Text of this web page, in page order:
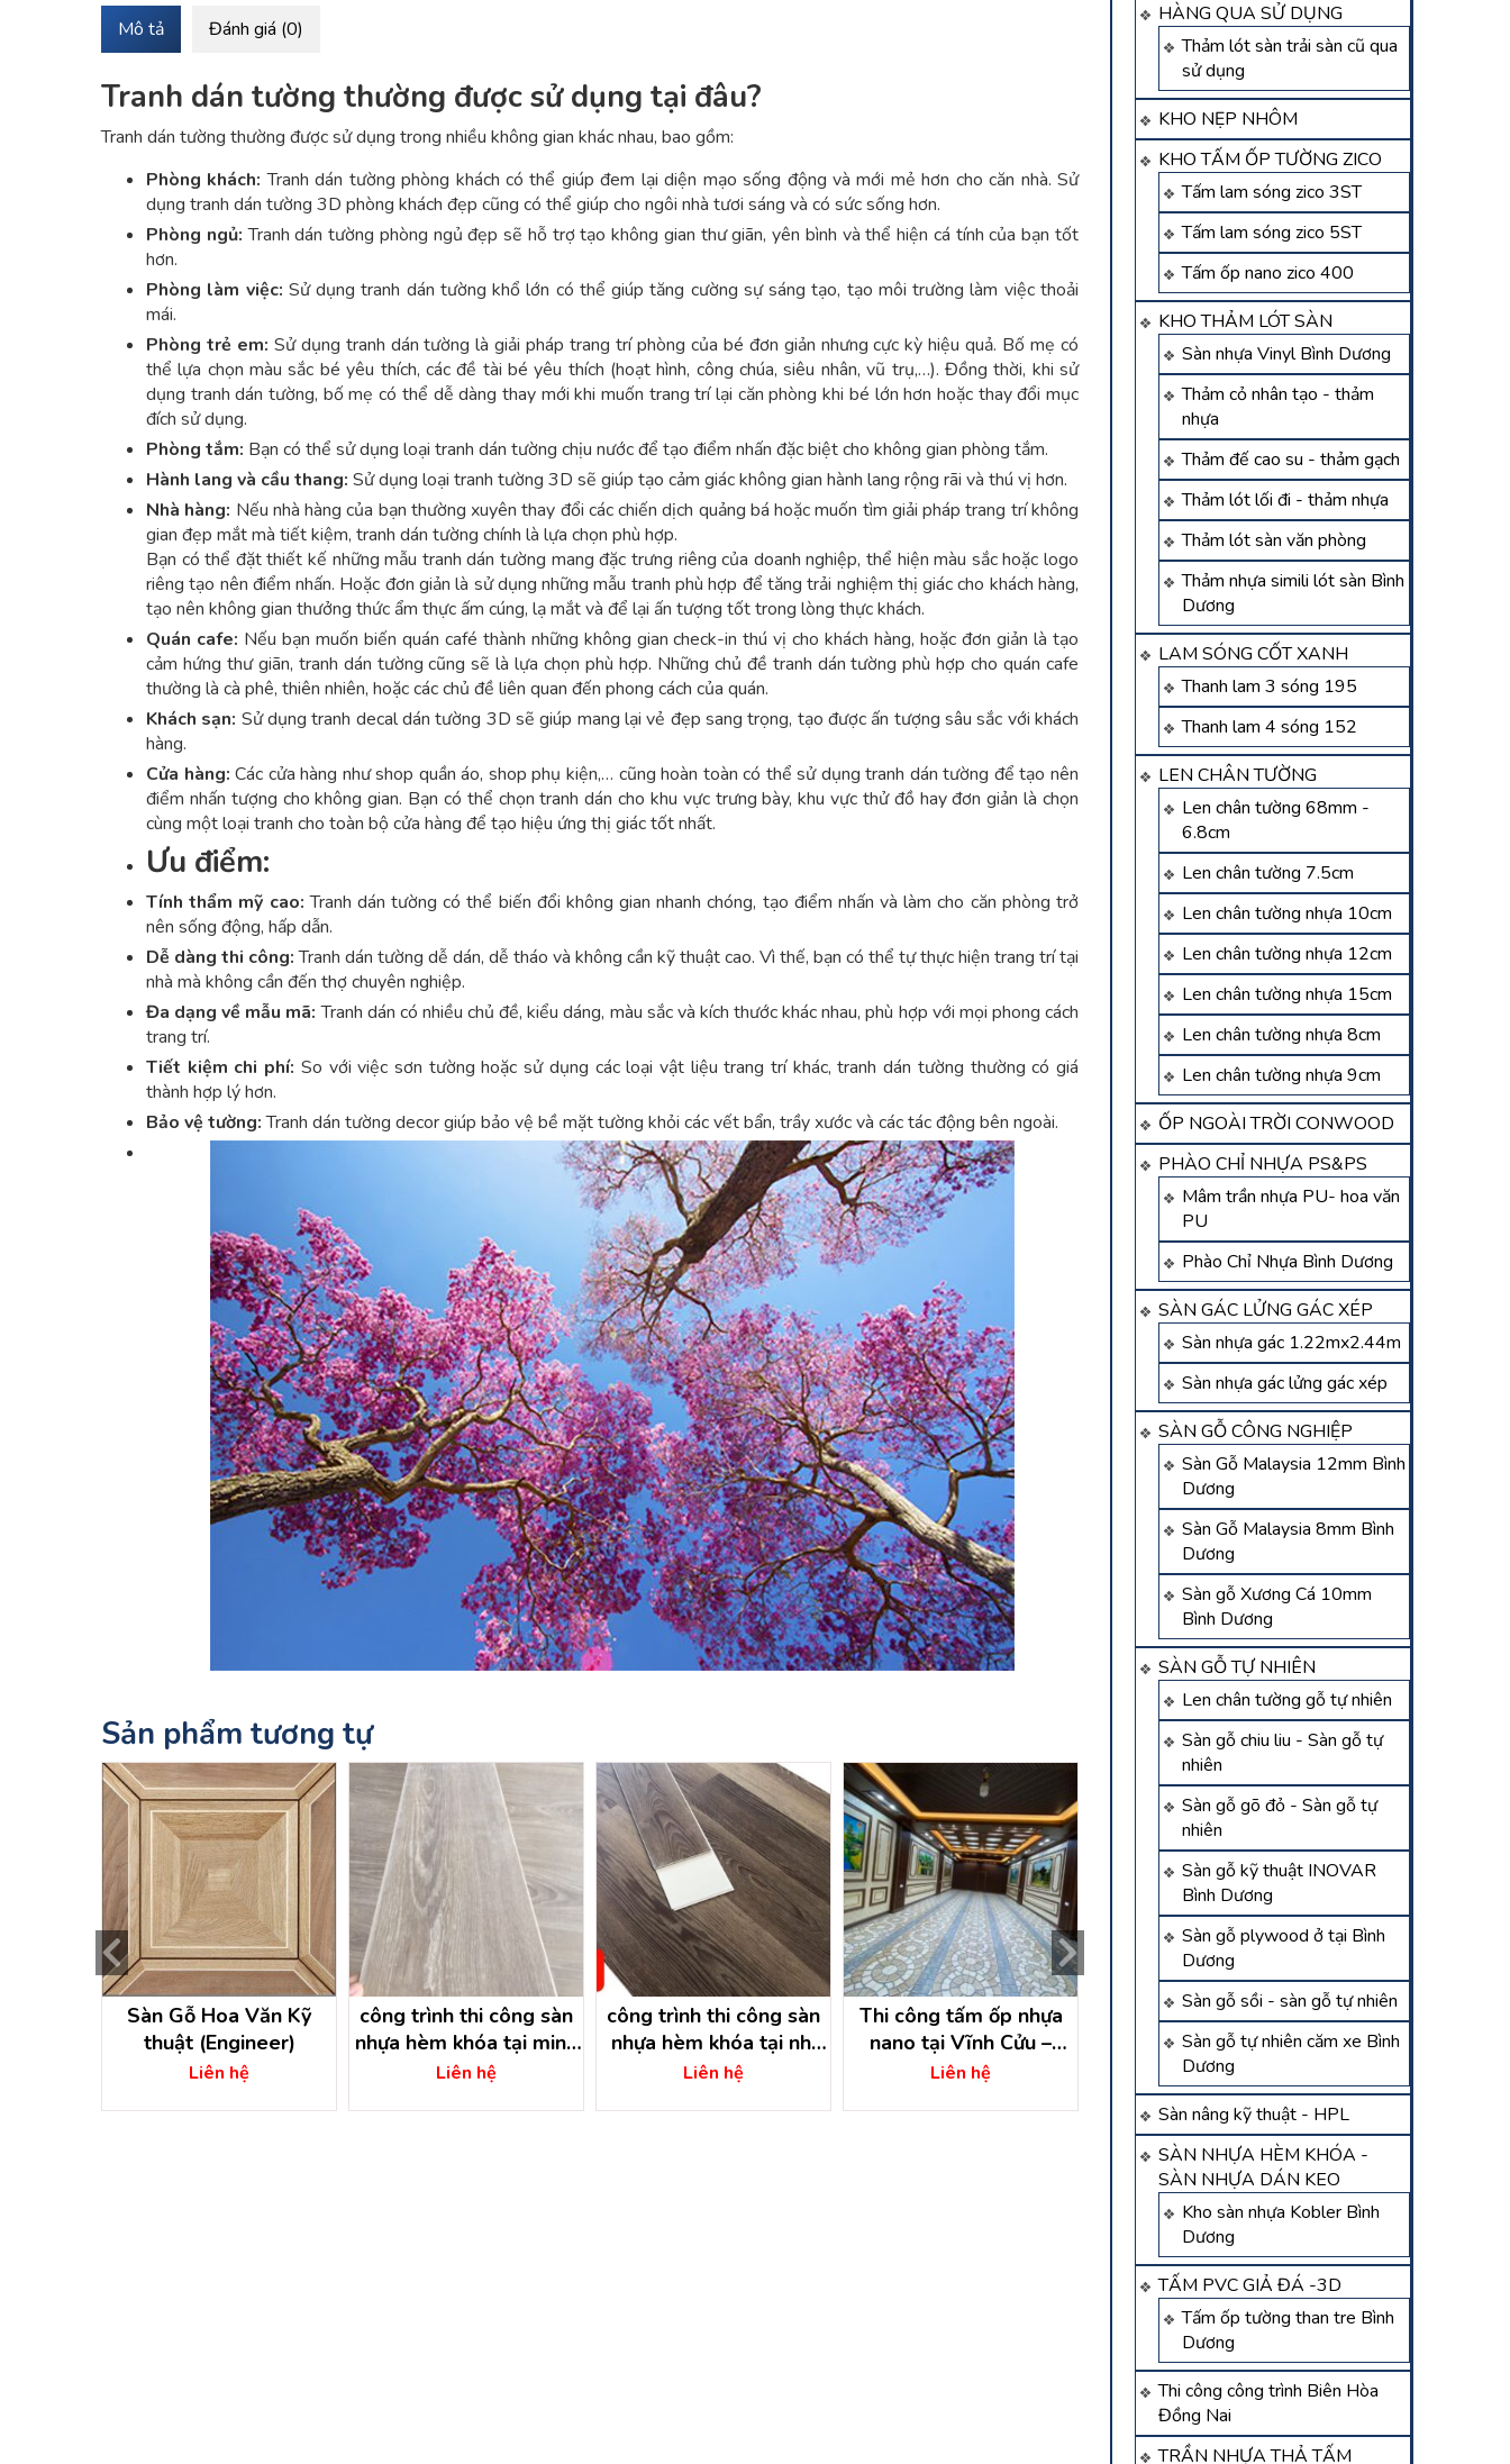
HÀNG QUA SỬ DỤNG
Thảm lót sàn trải sàn cũ qua
sử dụng
KHO NẸP NHÔM
KHO TẤM ỐP TƯỜNG ZICO
Tấm lam sóng zico 3ST
Tấm lam sóng zico 5ST
Tấm ốp nano zico 400
KHO THẢM LÓT SÀN
Sàn nhựa Vinyl Bình Dương
Thảm cỏ nhân tạo - thảm
nhựa
Thảm đế cao su - thảm gạch
Thảm lót lối đi - thảm nhựa
Thảm lót sàn văn phòng
Thảm nhựa simili lót sàn Bình
Dương
LAM SÓNG CỐT XANH
Thanh lam 3 sóng 195
Thanh lam 4 sóng 152
LEN CHÂN TƯỜNG
Len chân tường 68mm -
6.8cm
Len chân tường 7.5cm
Len chân tường nhựa 10cm
Len chân tường nhựa 12cm
Len chân tường nhựa 15cm
Len chân tường nhựa 8cm
Len chân tường nhựa 9cm
ỐP NGOÀI TRỜI CONWOOD
PHÀO CHỈ NHỰA PS&PS
Mâm trần nhựa PU- hoa văn
PU
Phào Chỉ Nhựa Bình Dương
SÀN GÁC LỬNG GÁC XÉP
Sàn nhựa gác 1.22mx2.44m
Sàn nhựa gác lửng gác xép
SÀN GỖ CÔNG NGHIỆP
Sàn Gỗ Malaysia 12mm Bình
Dương
Sàn Gỗ Malaysia 8mm Bình
Dương
Sàn gỗ Xương Cá 10mm
Bình Dương
SÀN GỖ TỰ NHIÊN
Len chân tường gỗ tự nhiên
Sàn gỗ chiu liu - Sàn gỗ tự
nhiên
Sàn gỗ gõ đỏ - Sàn gỗ tự
nhiên
Sàn gỗ kỹ thuật INOVAR
Bình Dương
Sàn gỗ plywood ở tại Bình
Dương
Sàn gỗ sồi - sàn gỗ tự nhiên
Sàn gỗ tự nhiên căm xe Bình
Dương
Sàn nâng kỹ thuật - HPL
SÀN NHỰA HÈM KHÓA -
SÀN NHỰA DÁN KEO
Kho sàn nhựa Kobler Bình
Dương
TẤM PVC GIẢ ĐÁ -3D
Tấm ốp tường than tre Bình
Dương
Thi công công trình Biên Hòa
Đồng Nai
TRẦN NHỰA THẢ TẤM
Mô tả Đánh giá (0)
Tranh dán tường thường được sử dụng tại đâu?
Tranh dán tường thường được sử dụng trong nhiều không gian khác nhau, bao gồm:
Phòng khách: Tranh dán tường phòng khách có thể giúp đem lại diện mạo sống động và mới mẻ hơn cho căn nhà. Sử
dụng tranh dán tường 3D phòng khách đẹp cũng có thể giúp cho ngôi nhà tươi sáng và có sức sống hơn.
Phòng ngủ:Tranh dán tường phòng ngủ đẹp sẽ hỗ trợ tạo không gian thư giãn, yên bình và thể hiện cá tính của bạn tốt
hơn.
Phòng làm việc: Sử dụng tranh dán tường khổ lớn có thể giúp tăng cường sự sáng tạo, tạo môi trường làm việc thoải
mái.
Phòng trẻ em: Sử dụng tranh dán tường là giải pháp trang trí phòng của bé đơn giản nhưng cực kỳ hiệu quả. Bố mẹ có
thể lựa chọn màu sắc bé yêu thích, các đề tài bé yêu thích (hoạt hình, công chúa, siêu nhân, vũ trụ,…). Đồng thời, khi sử
dụng tranh dán tường, bố mẹ có thể dễ dàng thay mới khi muốn trang trí lại căn phòng khi bé lớn hơn hoặc thay đổi mục
đích sử dụng.
Phòng tắm: Bạn có thể sử dụng loại tranh dán tường chịu nước để tạo điểm nhấn đặc biệt cho không gian phòng tắm.
Hành lang và cầu thang: Sử dụng loại tranh tường 3D sẽ giúp tạo cảm giác không gian hành lang rộng rãi và thú vị hơn.
Nhà hàng: Nếu nhà hàng của bạn thường xuyên thay đổi các chiến dịch quảng bá hoặc muốn tìm giải pháp trang trí không
gian đẹp mắt mà tiết kiệm, tranh dán tường chính là lựa chọn phù hợp.
Bạn có thể đặt thiết kế những mẫu tranh dán tường mang đặc trưng riêng của doanh nghiệp, thể hiện màu sắc hoặc logo
riêng tạo nên điểm nhấn. Hoặc đơn giản là sử dụng những mẫu tranh phù hợp để tăng trải nghiệm thị giác cho khách hàng,
tạo nên không gian thưởng thức ẩm thực ấm cúng, lạ mắt và để lại ấn tượng tốt trong lòng thực khách.
Quán cafe: Nếu bạn muốn biến quán café thành những không gian check-in thú vị cho khách hàng, hoặc đơn giản là tạo
cảm hứng thư giãn, tranh dán tường cũng sẽ là lựa chọn phù hợp. Những chủ đề tranh dán tường phù hợp cho quán cafe
thường là cà phê, thiên nhiên, hoặc các chủ đề liên quan đến phong cách của quán.
Khách sạn: Sử dụng tranh decal dán tường 3D sẽ giúp mang lại vẻ đẹp sang trọng, tạo được ấn tượng sâu sắc với khách
hàng.
Cửa hàng: Các cửa hàng như shop quần áo, shop phụ kiện,… cũng hoàn toàn có thể sử dụng tranh dán tường để tạo nên
điểm nhấn tượng cho không gian. Bạn có thể chọn tranh dán cho khu vực trưng bày, khu vực thử đồ hay đơn giản là chọn
cùng một loại tranh cho toàn bộ cửa hàng để tạo hiệu ứng thị giác tốt nhất.
Ưu điểm:
Tính thẩm mỹ cao: Tranh dán tường có thể biến đổi không gian nhanh chóng, tạo điểm nhấn và làm cho căn phòng trở
nên sống động, hấp dẫn.
Dễ dàng thi công:Tranh dán tường dễ dán, dễ tháo và không cần kỹ thuật cao. Vì thế, bạn có thể tự thực hiện trang trí tại
nhà mà không cần đến thợ chuyên nghiệp.
Đa dạng về mẫu mã: Tranh dán có nhiều chủ đề, kiểu dáng, màu sắc và kích thước khác nhau, phù hợp với mọi phong cách
trang trí.
Tiết kiệm chi phí: So với việc sơn tường hoặc sử dụng các loại vật liệu trang trí khác, tranh dán tường thường có giá
thành hợp lý hơn.
Bảo vệ tường:Tranh dán tường decor giúp bảo vệ bề mặt tường khỏi các vết bẩn, trầy xước và các tác động bên ngoài.
Sản phẩm tương tự
Sàn Gỗ Hoa Văn Kỹ
thuật (Engineer)
Liên hệ
công trình thi công sàn
nhựa hèm khóa tại minh
thạnh dầu tiếng – bình
Liên hệ
công trình thi công sàn
nhựa hèm khóa tại nhị
bình hóc môn – hồ chí
Liên hệ
Thi công tấm ốp nhựa
nano tại Vĩnh Cửu –
Đồng Nai
Liên hệ
Thi Công Sàn Nhựa Hèm
Khoá Bình Dương 554
Liên hệ
Thi công sàn
khóa tại Cần